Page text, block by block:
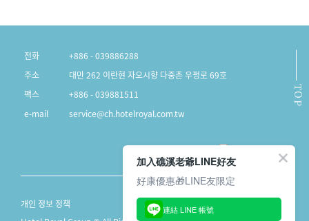
TOP
전화
+886 - 039886288
주소
대만 262 이란현 자오시향 다중촌 우펑로 69호
팩스
+886 - 039881511
e-mail
service@ch.hotelroyal.com.tw
개인 정보 정책
加入礁溪老爺LINE好友
好康優惠🎁LINE友限定
連結 LINE 帳號